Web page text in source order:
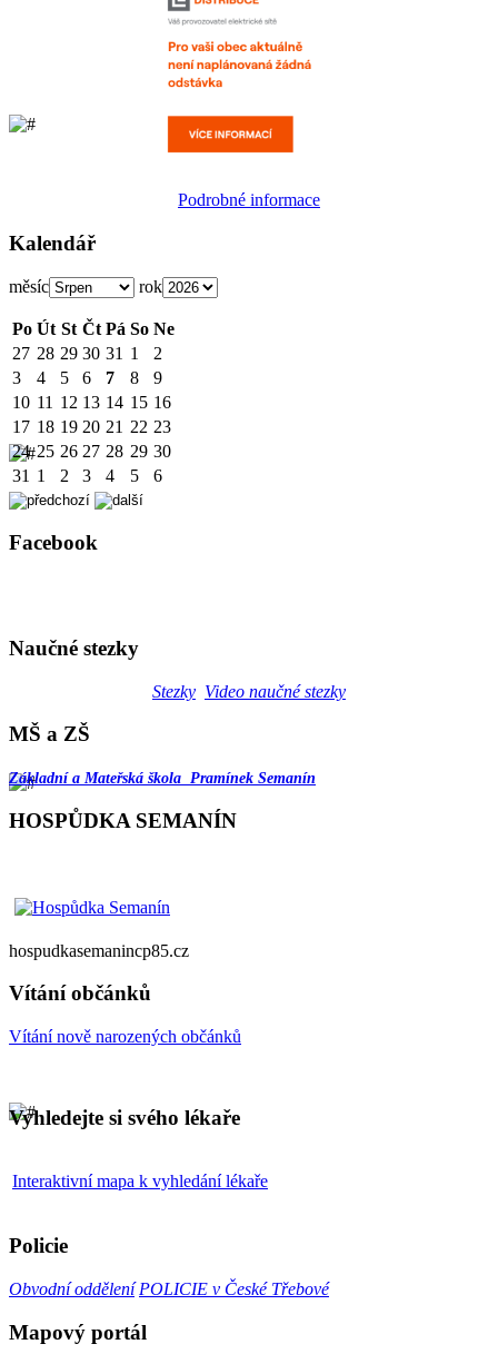
Podrobné informace
Kalendář
měsíc rok
Po Út St Čt Pá So Ne
27 28 29 30 31 1
2
3
4 5 6 7 8
9
10 11 12 13 14 15 16
17 18 19 20 21 22 23
24 25 26 27 28 29 30
31 1 2 3 4 5 6
Facebook
Naučné stezky
Stezky Video naučné stezky
MŠ a ZŠ
Základní a Mateřská škola Pramínek Semanín
HOSPŮDKA SEMANÍN
hospudkasemanincp85.cz
Vítání občánků
Vítání nově narozených občánků
Vyhledejte si svého lékaře
Interaktivní mapa k vyhledání lékaře
Policie
Obvodní oddělení POLICIE v České Třebové
Mapový portál